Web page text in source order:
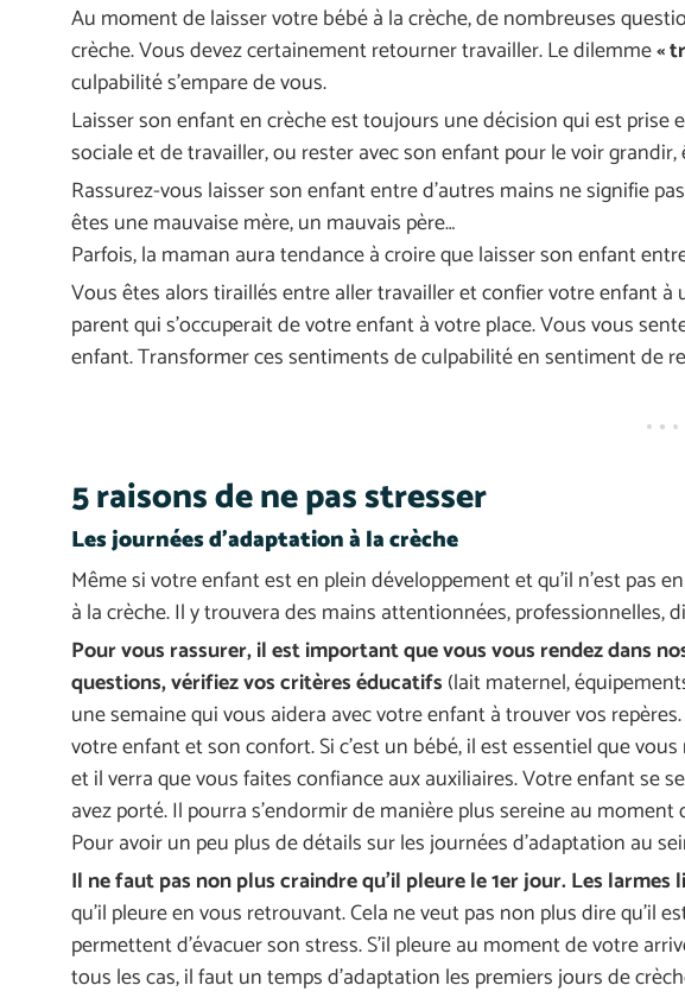
Au moment de laisser votre bébé à la crèche, de nombreuses
crèche. Vous devez certainement retourner travailler. Le dilemme«
culpabilité s’empare de vous.
Laisser son enfant en crèche est toujours une décision qui est
sociale et de travailler, ou rester avec son enfant pour le voir
Rassurez-vous laisser son enfant entre d’autres mains ne signifie
êtes une mauvaise mère, un mauvais père…
Parfois, la maman aura tendance à croire que laisser son enfant
Vous êtes alors tiraillés entre aller travailler et confier votre enfant
parent qui s’occuperait de votre enfant à votre place. Vous vous
enfant. Transformer ces sentiments de culpabilité en sentiment de
5 raisons de ne pas stresser
Les journées d'adaptation à la crèche
Même si votre enfant est en plein développement et qu’il n’est pas
à la crèche. Il y trouvera des mains attentionnées, professionnelles,
Pour vous rassurer, il est important que vous vous rendez dans
questions, vérifiez vos critères éducatifs (lait maternel,
une semaine qui vous aidera avec votre enfant à trouver vos
votre enfant et son confort. Si c’est un bébé, il est essentiel que
et il verra que vous faites confiance aux auxiliaires. Votre enfant se
avez porté. Il pourra s’endormir de manière plus sereine au moment
Pour avoir un peu plus de détails sur les journées d’adaptation au
Il ne faut pas non plus craindre qu’il pleure le 1er jour. Les
qu’il pleure en vous retrouvant. Cela ne veut pas non plus dire qu’il
permettent d’évacuer son stress. S’il pleure au moment de votre
tous les cas, il faut un temps d’adaptation les premiers jours de